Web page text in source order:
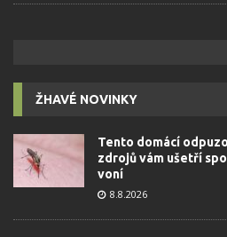
ŽHAVÉ NOVINKY
Tento domácí
zdrojů vám ušetří
voní
8.8.2026